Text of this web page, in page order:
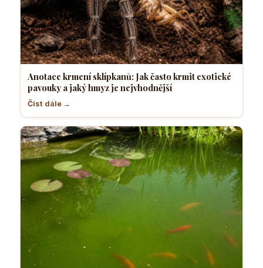
Anotace krmení sklípkanů: Jak často krmit exotické
pavouky a jaký hmyz je nejvhodnější
Číst dále →